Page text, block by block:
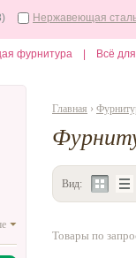
Нержавеющая
фурнитура Всё
Главная ›
Вид:
Товары по